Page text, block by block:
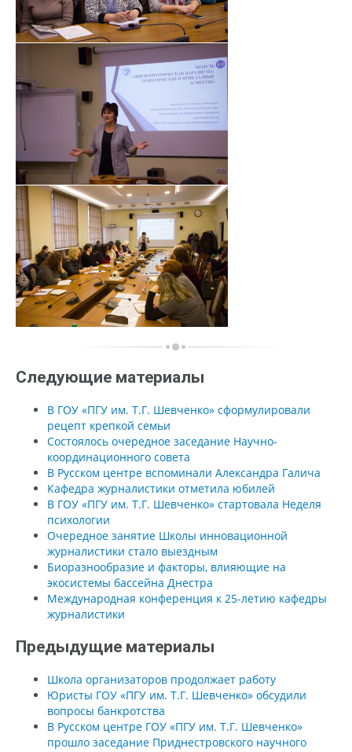
Следующие материалы
В ГОУ «ПГУ им. Т.Г. Шевченко» сформулировали
рецепт крепкой семьи
Состоялось очередное заседание Научно-
координационного совета
В Русском центре вспоминали Александра Галича
Кафедра журналистики отметила юбилей
В ГОУ «ПГУ им. Т.Г. Шевченко» стартовала Неделя
психологии
Очередное занятие Школы инновационной
журналистики стало выездным
Биоразнообразие и факторы, влияющие на
экосистемы бассейна Днестра
Международная конференция к 25-летию кафедры
журналистики
Предыдущие материалы
Школа организаторов продолжает работу
Юристы ГОУ «ПГУ им. Т.Г. Шевченко» обсудили
вопросы банкротства
В Русском центре ГОУ «ПГУ им. Т.Г. Шевченко»
прошло заседание Приднестровского научного